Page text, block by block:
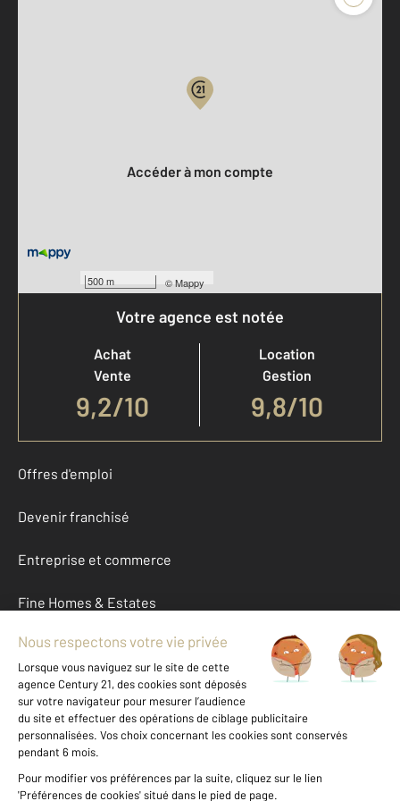
500 m ©Mappy
Accéder à mon compte
Votre agence est notée
Achat
Vente
9,2/10
Location
Gestion
9,8/10
Offres d'emploi
Devenir franchisé
Entreprise et commerce
Fine Homes & Estates
À propos
International
Nous contacter